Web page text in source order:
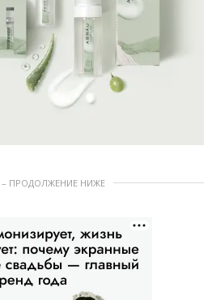
– ПРОДОЛЖЕНИЕ НИЖЕ